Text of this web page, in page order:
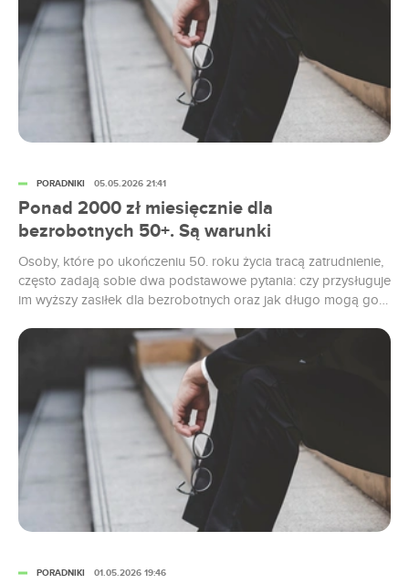
Ponad 2000 zł miesięcznie dla
bezrobotnych 50+. Są warunki
Osoby, które po ukończeniu 50. roku życia tracą zatrudnienie,
często zadają sobie dwa podstawowe pytania: czy przysługuje
im wyższy zasiłek dla bezrobotnych oraz jak długo mogą go
liczyć pracownicy w tej grupie wiekowej. Zasiłek dla
bezrobotnych – kto może się o niego ubiegać? Podstawowym
warunkiem uzyskania...
PORADNIKI 05.05.2026 21:41
PORADNIKI 01.05.2026 19:46